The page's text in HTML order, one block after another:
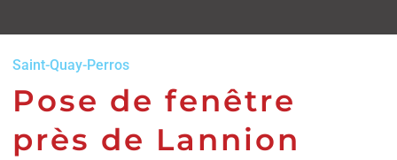
Saint-Quay-Perros
Pose de fenêtre
près de Lannion